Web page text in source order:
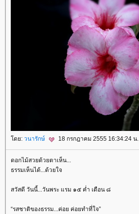
ดย: วนารักษ์ 18 กรกฎาคม 2555 16:34:24 น.
ดอกไม้สวยด้วยตาเห็น...
ธรรมเห็นได้...ด้วยใจ
สวัสดี วันนี้...วันพระ แรม ๑๕ ค่ำ เดือน ๘
“รสชาติของธรรม...ค่อย ค่อยทำที่ใจ”